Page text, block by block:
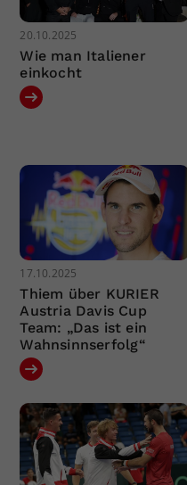
20.10.2025
Wie man Italiener
einkocht
17.10.2025
Thiem über KURIER
Austria Davis Cup
Team: „Das ist ein
Wahnsinnserfolg“